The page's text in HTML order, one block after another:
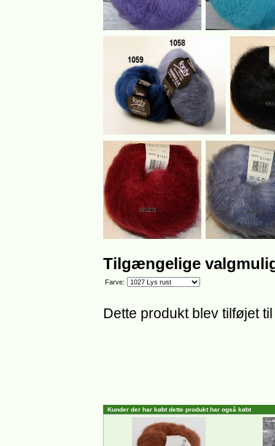
Tilgængelige
Farve:
Dette produkt blev tilføjet
Kunder der har købt dette produkt har også købt